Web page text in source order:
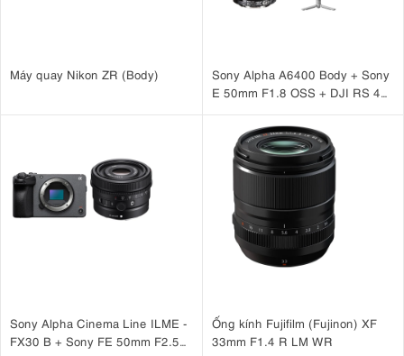
Máy quay Nikon ZR (Body)
Sony Alpha A6400 Body + Sony
E 50mm F1.8 OSS + DJI RS 4
Sony Alpha Cinema Line ILME -
FX30 B + Sony FE 50mm F2.5
Ống kính Fujifilm (Fujinon) XF
33mm F1.4 R LM WR